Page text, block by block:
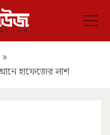
»
হাফেজের লাশ